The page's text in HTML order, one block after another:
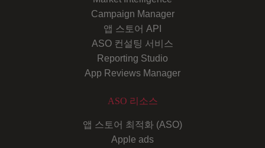
Campaign Manager
앱 스토어 API
ASO 컨설팅 서비스
Reporting Studio
App Reviews Manager
ASO 리소스
앱 스토어 최적화 (ASO)
Apple ads